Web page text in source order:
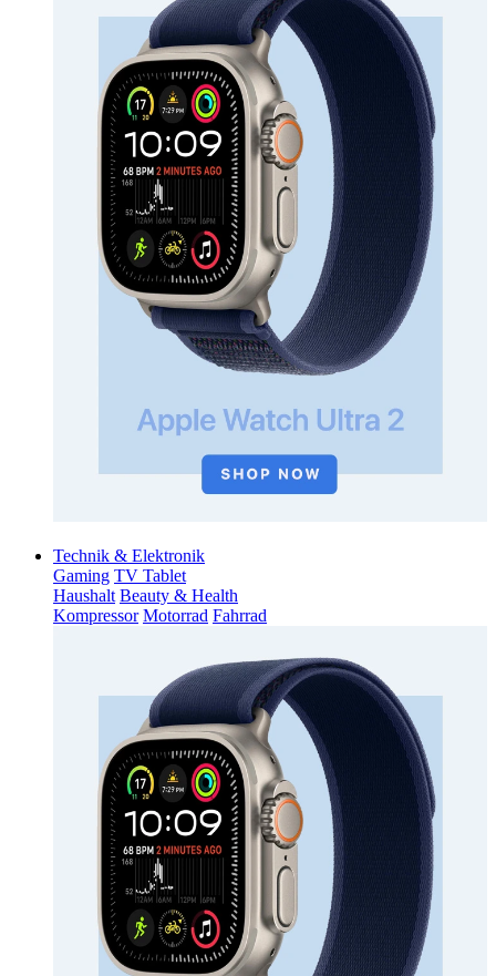
Technik & Elektronik
Gaming TV Tablet
Haushalt Beauty & Health
Kompressor Motorrad Fahrrad